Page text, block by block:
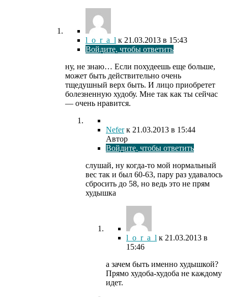
l_o_r_a_l к 21.03.2013 в 15:43
Войдите, чтобы ответить
ну, не знаю… Если похудеешь еще больше,
может быть действительно очень
тщедушный верх быть. И лицо приобретет
болезненную худобу. Мне так как ты сейчас
— очень нравится.
Neferк 21.03.2013 в 15:44
Автор
Войдите, чтобы ответить
слушай, ну когда-то мой нормальный
вес так и был 60-63, пару раз удавалось
сбросить до 58, но ведь это не прям
худышка
l_o_r_a_l к 21.03.2013 в
15:46
а зачем быть именно худышкой?
Прямо худоба-худоба не каждому
идет.